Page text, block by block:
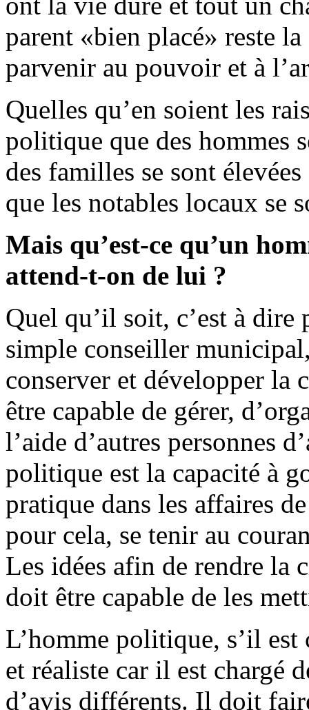
parent «bien placé» reste
parvenir au pouvoir et à
Quelles qu’en soient les
politique que des hommes
des familles se sont
que les notables locaux se
Mais qu’est-ce qu’un
attend-t-on de lui ?
Quel qu’il soit, c’est à
simple conseiller
conserver et développer
être capable de gérer,
l’aide d’autres personnes
politique est la capacité à
pratique dans les affaires
pour cela, se tenir au
Les idées afin de rendre la
doit être capable de les
L’homme politique, s’il
et réaliste car il est chargé
d’avis différents. Il doit